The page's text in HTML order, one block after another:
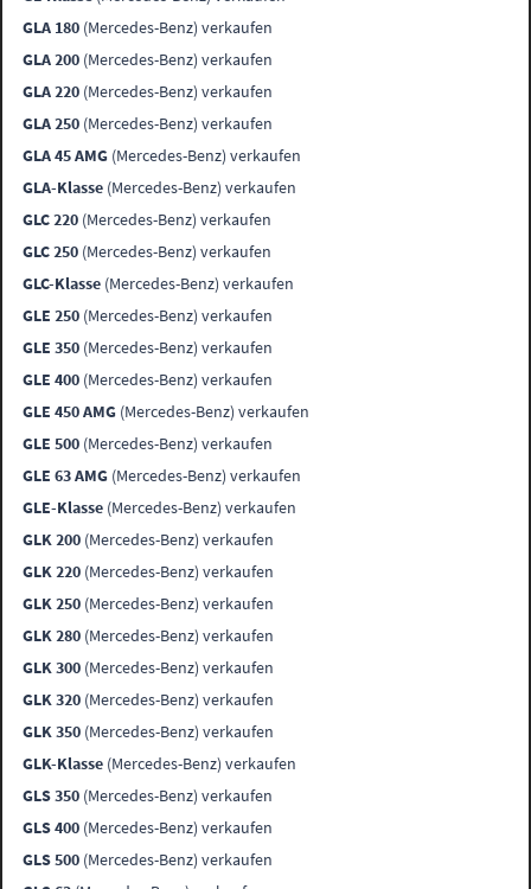
GLA 180 (Mercedes-Benz) verkaufen
GLA 200 (Mercedes-Benz) verkaufen
GLA 220 (Mercedes-Benz) verkaufen
GLA 250 (Mercedes-Benz) verkaufen
GLA 45 AMG (Mercedes-Benz) verkaufen
GLA-Klasse (Mercedes-Benz) verkaufen
GLC 220 (Mercedes-Benz) verkaufen
GLC 250 (Mercedes-Benz) verkaufen
GLC-Klasse (Mercedes-Benz) verkaufen
GLE 250 (Mercedes-Benz) verkaufen
GLE 350 (Mercedes-Benz) verkaufen
GLE 400 (Mercedes-Benz) verkaufen
GLE 450 AMG (Mercedes-Benz) verkaufen
GLE 500 (Mercedes-Benz) verkaufen
GLE 63 AMG (Mercedes-Benz) verkaufen
GLE-Klasse (Mercedes-Benz) verkaufen
GLK 200 (Mercedes-Benz) verkaufen
GLK 220 (Mercedes-Benz) verkaufen
GLK 250 (Mercedes-Benz) verkaufen
GLK 280 (Mercedes-Benz) verkaufen
GLK 300 (Mercedes-Benz) verkaufen
GLK 320 (Mercedes-Benz) verkaufen
GLK 350 (Mercedes-Benz) verkaufen
GLK-Klasse (Mercedes-Benz) verkaufen
GLS 350 (Mercedes-Benz) verkaufen
GLS 400 (Mercedes-Benz) verkaufen
GLS 500 (Mercedes-Benz) verkaufen